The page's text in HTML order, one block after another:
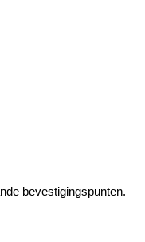
bevestigingspunten.